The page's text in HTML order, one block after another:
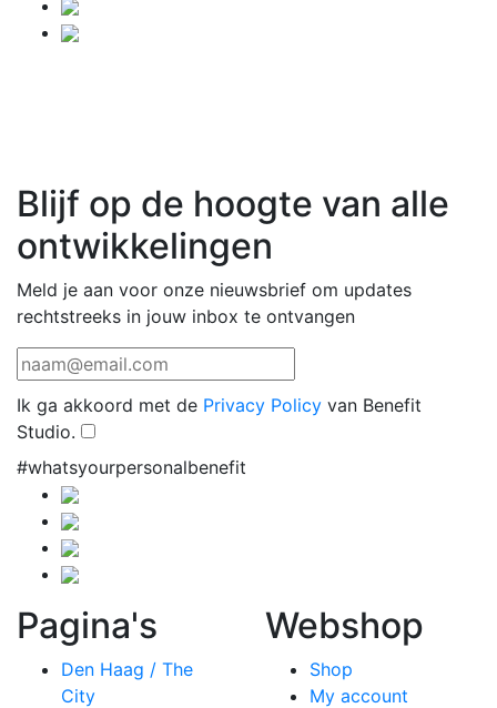
Blijf op de hoogte van alle
ontwikkelingen
Meld je aan voor onze nieuwsbrief om updates
rechtstreeks in jouw inbox te ontvangen
Ik ga akkoord met de Privacy Policy van Benefit
Studio.
#whatsyourpersonalbenefit
Pagina's
Den Haag / The
City
Webshop
Shop
My account